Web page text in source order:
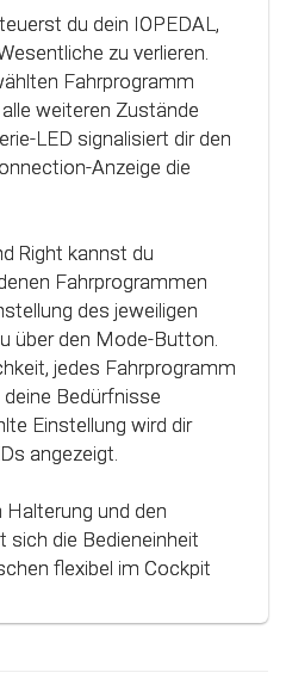
du dein IOPEDAL,
zu verlieren.
Fahrprogramm
weiteren Zustände
LED signalisiert dir den
Anzeige die
Right kannst du
Fahrprogrammen
des jeweiligen
über den Mode-Button.
jedes Fahrprogramm
Bedürfnisse
Einstellung wird dir
angezeigt.
und den
die Bedieneinheit
flexibel im Cockpit
Direkt nach dem
alle notwendigen
automatisch
individuellen
werden die
des Gaspedals
Potenziale deines
können optimal genutzt